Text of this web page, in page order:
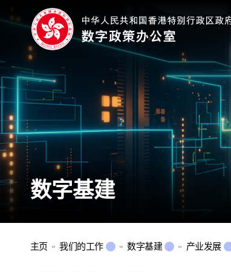
数字基建
主页 我们的工作 数字基建 产业发展